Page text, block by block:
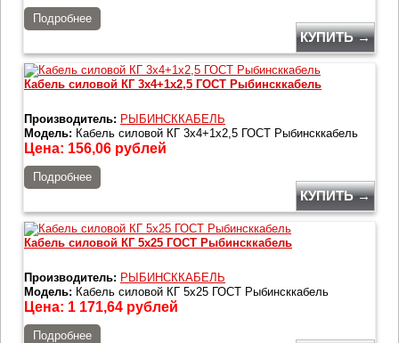
Подробнее
КУПИТЬ →
Кабель силовой КГ 3х4+1х2,5 ГОСТ Рыбинсккабель
Производитель: РЫБИНСККАБЕЛЬ
Модель: Кабель силовой КГ 3х4+1х2,5 ГОСТ Рыбинсккабель
Цена: 156,06 рублей
Подробнее
КУПИТЬ →
Кабель силовой КГ 5х25 ГОСТ Рыбинсккабель
Производитель: РЫБИНСККАБЕЛЬ
Модель: Кабель силовой КГ 5х25 ГОСТ Рыбинсккабель
Цена: 1 171,64 рублей
Подробнее